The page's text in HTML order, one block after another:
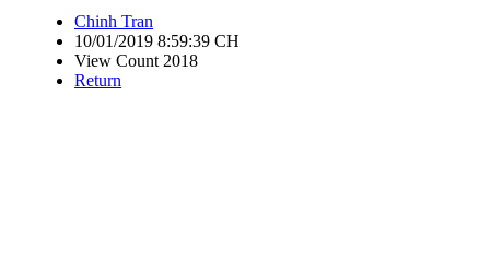
Chinh Tran
10/01/2019 8:59:39 CH
View Count 2018
Return